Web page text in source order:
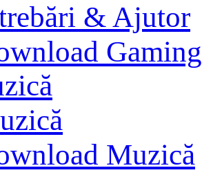
& Ajutor
Gaming
Muzică